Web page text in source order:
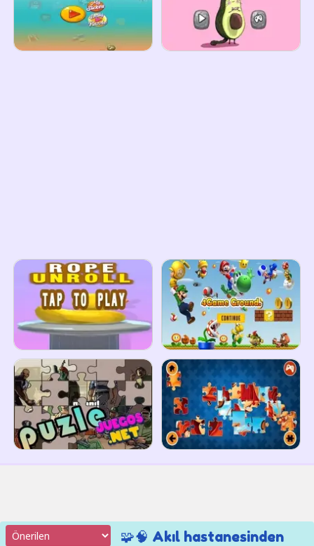
🧩🧠 Akıl hastanesinden